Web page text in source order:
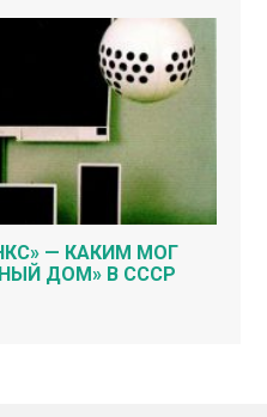
— КАКИМ МОГ
ДОМ» В СССР